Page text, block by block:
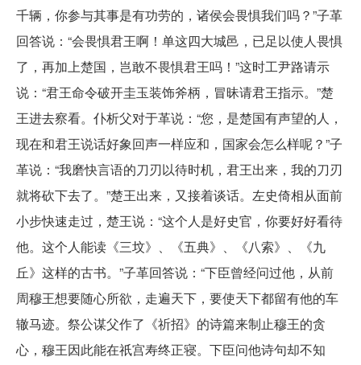
千辆，你参与其事是有功劳的，诸侯会畏惧我们吗？”子革
回答说：“会畏惧君王啊！单这四大城邑，已足以使人畏惧
了，再加上楚国，岂敢不畏惧君王吗！”这时工尹路请示
说：“君王命令破开圭玉装饰斧柄，冒昧请君王指示。”楚
王进去察看。仆析父对于革说：“您，是楚国有声望的人，
现在和君王说话好象回声一样应和，国家会怎么样呢？”子
革说：“我磨快言语的刀刃以待时机，君王出来，我的刀刃
就将砍下去了。”楚王出来，又接着谈话。左史倚相从面前
小步快速走过，楚王说：“这个人是好史官，你要好好看待
他。这个人能读《三坟》、《五典》、《八索》、《九
丘》这样的古书。”子革回答说：“下臣曾经问过他，从前
周穆王想要随心所欲，走遍天下，要使天下都留有他的车
辙马迹。祭公谋父作了《祈招》的诗篇来制止穆王的贪
心，穆王因此能在祇宫寿终正寝。下臣问他诗句却不知